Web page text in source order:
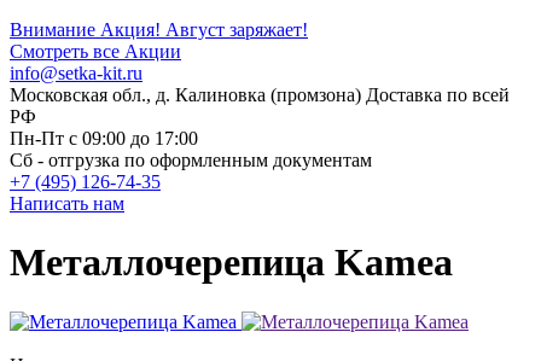
Внимание Акция! Август заряжает!
Смотреть все Акции
info@setka-kit.ru
Московская обл., д. Калиновка (промзона) Доставка по всей
РФ
Пн-Пт с 09:00 до 17:00
Сб - отгрузка по оформленным документам
+7 (495) 126-74-35
Написать нам
Металлочерепица Kamea